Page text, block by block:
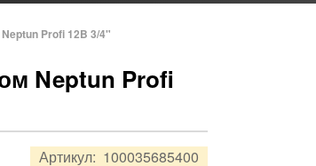
Profi 12B 3/4"
Neptun Profi
Артикул: 100035685400